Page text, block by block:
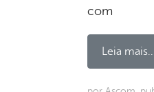
com
Leia